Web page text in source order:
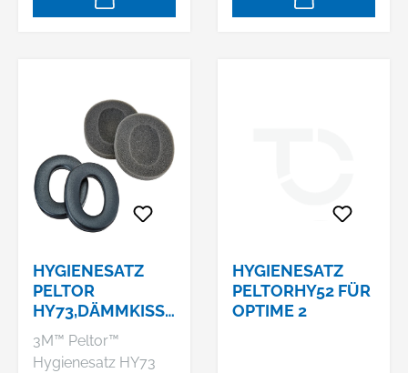
r ProTac™ III
+492131140,
3m.premiumcustom
er.dach@mmm.com
r Optime™ III H 540 A
HYGIENESATZ
PELTOR
HY73,DÄMMKISSE
N+2DICHTUNGSRI
NGE
3M™ Peltor™
Hygienesatz HY73
HYGIENESATZ
PELTORHY52 FÜR
OPTIME 2